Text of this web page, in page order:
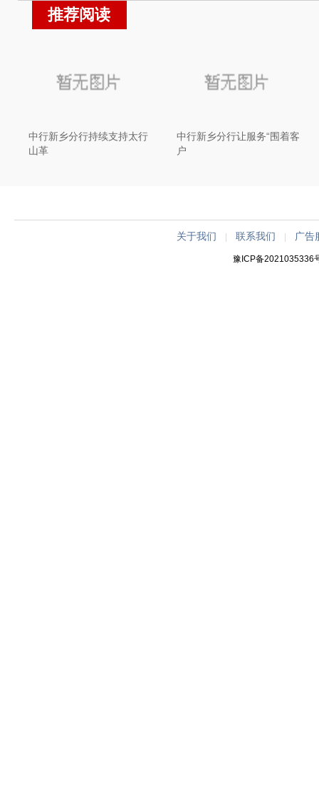
推荐阅读
中行新乡分行持续支持太行
山革
中行新乡分行让服务“围着客
户
关于我们 |联系我们 广告
豫ICP备2021035336